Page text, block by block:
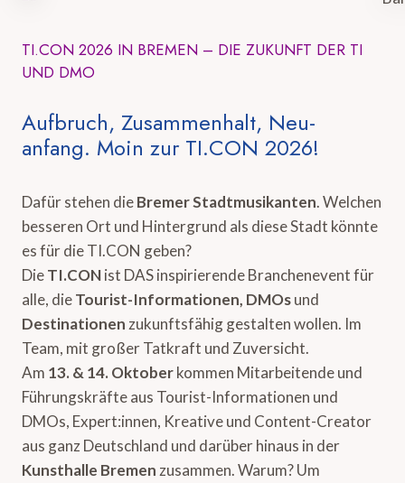
TI.CON 2026 IN BREMEN – DIE ZUKUNFT DER TI
UND DMO
Aufbruch, Zusammenhalt, Neu-
anfang. Moin zur TI.CON 2026!
Dafür stehen dieBremer Stadtmusikanten. Welchen
besseren Ort und Hintergrund als diese Stadt könnte
es für die TI.CON geben?
DieTI.CONist DAS inspirierende Branchenevent für
alle, dieTourist-Informationen, DMOsund
Destinationen zukunftsfähig gestalten wollen. Im
Team, mit großer Tatkraft und Zuversicht.
Am 13. & 14. Oktoberkommen Mitarbeitende und
Führungskräfte aus Tourist-Informationen und
DMOs, Expert:innen, Kreative und Content-Creator
aus ganz Deutschland und darüber hinaus in der
Kunsthalle Bremen zusammen. Warum? Um